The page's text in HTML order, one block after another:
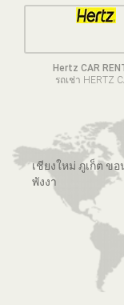
Hertz CAR
รถเช่า HERTZ
เชียงใหม่ ภูเก็ต ข
พังงา